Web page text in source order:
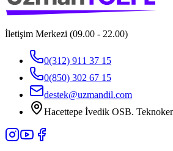
İletişim Merkezi (09.00 - 22.00)
0(312) 911 37 15
0(850) 302 67 15
destek@uzmandil.com
Hacettepe İvedik OSB.